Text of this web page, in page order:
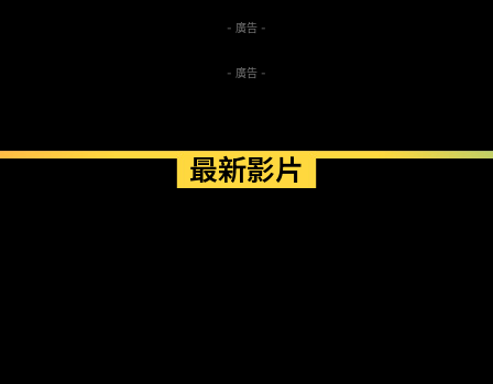
- 廣告 -
- 廣告 -
最新影片